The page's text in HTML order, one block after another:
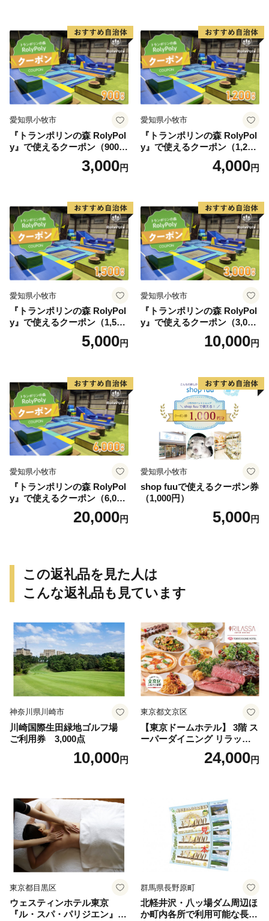
愛知県小牧市
『トランポリンの森 RolyPol
y』で使えるクーポン（900
3,000円
愛知県小牧市
『トランポリンの森 RolyPol
y』で使えるクーポン（1,200
4,000円
愛知県小牧市
『トランポリンの森 RolyPol
y』で使えるクーポン（1,500
5,000円
愛知県小牧市
『トランポリンの森 RolyPol
y』で使えるクーポン（3,000
10,000円
愛知県小牧市
『トランポリンの森 RolyPol
y』で使えるクーポン（6,000
20,000円
愛知県小牧市
shop fuuで使えるクーポン券
（1,000円）
5,000円
この返礼品を見た人は
こんな返礼品も見ています
神奈川県川崎市
川崎国際生田緑地ゴルフ場
ご利用券 3,000点
10,000円
東京都文京区
【東京ドームホテル】 3階 ス
ーパーダイニング リラッサ
ランチブッフェ お食事券 大
人1名様分 関東 東京 ご利用
24,000円
東京都目黒区
ウェスティンホテル東京
『ル・スパ・パリジエン』選
群馬県長野原町
北軽井沢・八ッ場ダム周辺ほ
か町内各所で利用可能な長野